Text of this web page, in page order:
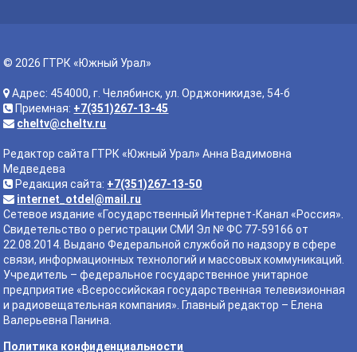
© 2026 ГТРК «Южный Урал»
Адрес: 454000, г. Челябинск, ул. Орджоникидзе, 54-б
Приемная: +7(351)267-13-45
cheltv@cheltv.ru
Редактор сайта ГТРК «Южный Урал» Анна Вадимовна
Медведева
Редакция сайта: +7(351)267-13-50
internet_otdel@mail.ru
Сетевое издание «Государственный Интернет-Канал «Россия».
Свидетельство о регистрации СМИ Эл № ФС 77-59166 от
22.08.2014. Выдано Федеральной службой по надзору в сфере
связи, информационных технологий и массовых коммуникаций.
Учредитель – федеральное государственное унитарное
предприятие «Всероссийская государственная телевизионная
и радиовещательная компания». Главный редактор – Елена
Валерьевна Панина.
Политика конфиденциальности